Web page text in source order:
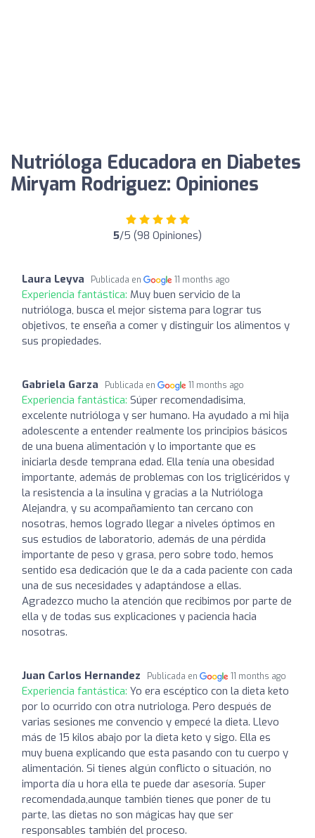
Nutrióloga Educadora en Diabetes
Miryam Rodriguez: Opiniones
5/5 (98 Opiniones)
Laura Leyva Publicada en 11 months ago
Experiencia fantástica: Muy buen servicio de la
nutrióloga, busca el mejor sistema para lograr tus
objetivos, te enseña a comer y distinguir los alimentos y
sus propiedades.
Gabriela Garza Publicada en 11 months ago
Experiencia fantástica: Súper recomendadisima,
excelente nutrióloga y ser humano. Ha ayudado a mi hija
adolescente a entender realmente los principios básicos
de una buena alimentación y lo importante que es
iniciarla desde temprana edad. Ella tenía una obesidad
importante, además de problemas con los triglicéridos y
la resistencia a la insulina y gracias a la Nutrióloga
Alejandra, y su acompañamiento tan cercano con
nosotras, hemos logrado llegar a niveles óptimos en
sus estudios de laboratorio, además de una pérdida
importante de peso y grasa, pero sobre todo, hemos
sentido esa dedicación que le da a cada paciente con cada
una de sus necesidades y adaptándose a ellas.
Agradezco mucho la atención que recibimos por parte de
ella y de todas sus explicaciones y paciencia hacia
nosotras.
Juan Carlos Hernandez Publicada en 11 months ago
Experiencia fantástica: Yo era escéptico con la dieta keto
por lo ocurrido con otra nutriologa. Pero después de
varias sesiones me convencio y empecé la dieta. Llevo
más de 15 kilos abajo por la dieta keto y sigo. Ella es
muy buena explicando que esta pasando con tu cuerpo y
alimentación. Si tienes algún conflicto o situación, no
importa día u hora ella te puede dar asesoría. Super
recomendada,aunque también tienes que poner de tu
parte, las dietas no son mágicas hay que ser
responsables también del proceso.